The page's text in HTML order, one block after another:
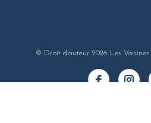
© Droit d'auteur 2026 Les Voisines